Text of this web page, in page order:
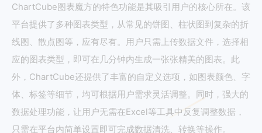
ChartCube图表魔方的特色功能是其吸引用户的核心所在。该
平台提供了多种图表类型，从常见的饼图、柱状图到复杂的折
线图、散点图等，应有尽有。用户只需上传数据文件，选择相
应的图表类型，即可在几分钟内生成一张张精美的图表。此
外，ChartCube还提供了丰富的自定义选项，如图表颜色、字
体、标签等细节，均可根据用户需求灵活调整。同时，强大的
数据处理功能，让用户无需在Excel等工具中反复调整数据，
只需在平台内简单设置即可完成数据清洗、转换等操作。